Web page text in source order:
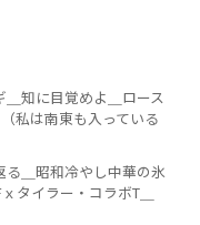
＿知に目覚めよ＿ロース
私は南東も入っている
る＿昭和冷やし中華の氷
タイラー・コラボT＿